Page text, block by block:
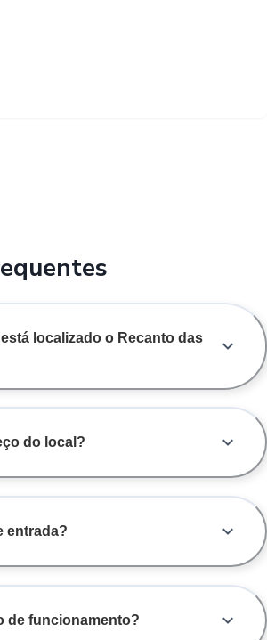
localizado o Recanto das
do local?
entrada?
de funcionamento?